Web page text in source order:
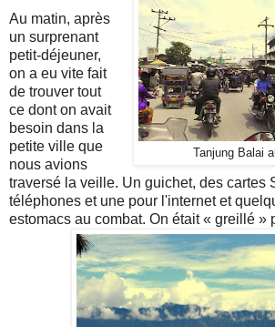
Tanjung Balai
Au matin, après
un surprenant
petit-déjeuner,
on a eu vite fait
de trouver tout
ce dont on avait
besoin dans la
petite ville que
nous avions
traversé la veille. Un guichet, des cartes
téléphones et une pour l'internet et
estomacs au combat. On était « greillé »